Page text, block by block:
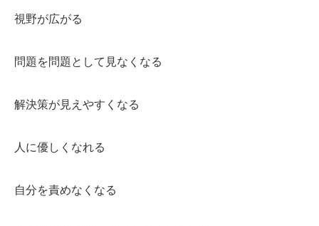
視野が広がる
問題を問題として見なくなる
解決策が見えやすくなる
人に優しくなれる
自分を責めなくなる